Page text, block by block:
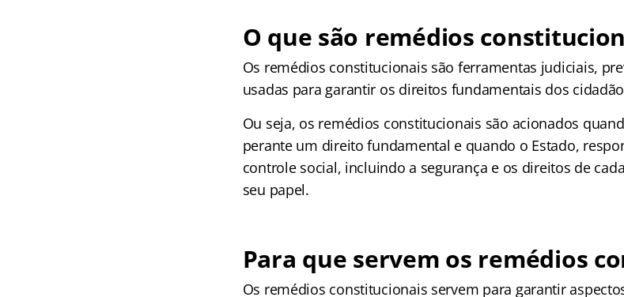
O que são remédios
Os remédios constitucionais são ferramentas judiciais,
usadas para garantir os direitos fundamentais dos
Ou seja, os remédios constitucionais são acionados
perante um direito fundamental e quando o Estado,
controle social, incluindo a segurança e os direitos de
seu papel.
Para que servem os remédios
Os remédios constitucionais servem para garantir